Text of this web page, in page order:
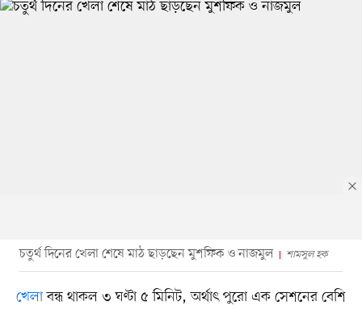
চতুর্থ দিনের খেলা শেষে মাঠ ছাড়ছেন মুশফিক ও নাজমুল শামসুল হক
খেলাবন্ধ থাকল ৩ ঘণ্টা ৫ মিনিট, অর্থাৎ পুরো এক সেশনের বেশি